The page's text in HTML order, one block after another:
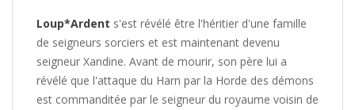
Loup*Ardent s'est révélé être l'héritier d'une famille
de seigneurs sorciers et est maintenant devenu
seigneur Xandine. Avant de mourir, son père lui a
révélé que l'attaque du Harn par la Horde des démons
est commanditée par le seigneur du royaume voisin de